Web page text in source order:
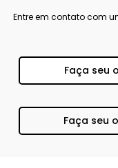
Entre em contato com
Faça seu
Faça seu